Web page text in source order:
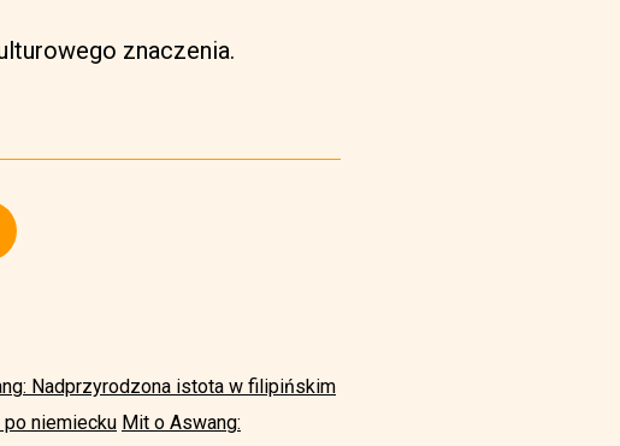
znaczenia.
Nadprzyrodzona istota w filipińskim
niemiecku Mit o Aswang: